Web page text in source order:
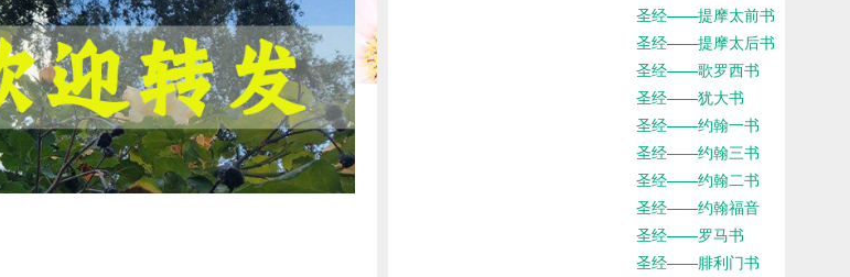
圣经——提摩太前书
圣经——提摩太后书
圣经——歌罗西书
圣经——犹大书
圣经——约翰一书
圣经——约翰三书
圣经——约翰二书
圣经——约翰福音
圣经——罗马书
圣经——腓利门书